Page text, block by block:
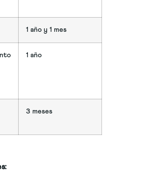
1 año y 1 mes
1 año
3 meses